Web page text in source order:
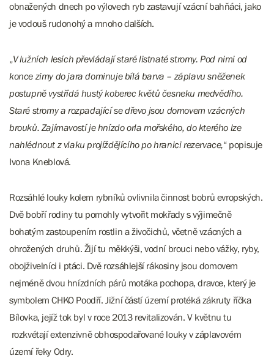
obnažených dnech po výlovech ryb zastavují vzácní bahňáci, jako
je vodouš rudonohý a mnoho dalších.
„V lužních lesích převládají staré listnaté stromy. Pod nimi od
konce zimy do jara dominuje bílá barva – záplavu sněženek
postupně vystřídá hustý koberec květů česneku medvědího.
Staré stromy a rozpadající se dřevo jsou domovem vzácných
brouků. Zajímavostí je hnízdo orla mořského, do kterého lze
nahlédnout z vlaku projíždějícího po hranici rezervace,“ popisuje
Ivona Kneblová.
Rozsáhlé louky kolem rybníků ovlivnila činnost bobrů evropských.
Dvě bobří rodiny tu pomohly vytvořit mokřady s výjimečně
bohatým zastoupením rostlin a živočichů, včetně vzácných a
ohrožených druhů. Žijí tu měkkýši, vodní brouci nebo vážky, ryby,
obojživelníci i ptáci. Dvě rozsáhlejší rákosiny jsou domovem
nejméně dvou hnízdních párů motáka pochopa, dravce, který je
symbolem CHKO Poodří. Jižní částí území protéká zákruty říčka
Bílovka, jejíž tok byl v roce 2013 revitalizován. V květnu tu
rozkvétají extenzivně obhospodařované louky v záplavovém
území řeky Odry.